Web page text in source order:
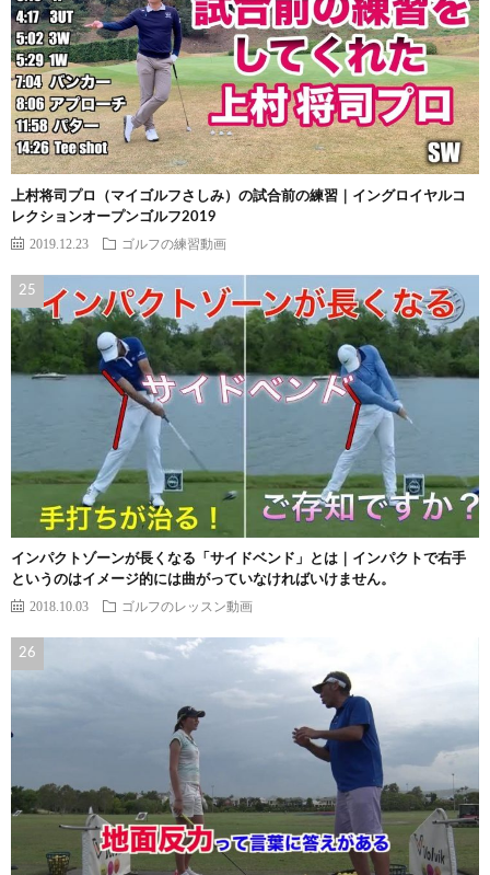
上村将司プロ（マイゴルフさしみ）の試合前の練習｜イングロイヤルコ
レクションオープンゴルフ2019
2019.12.23 ゴルフの練習動画
インパクトゾーンが長くなる「サイドベンド」とは｜インパクトで右手
というのはイメージ的には曲がっていなければいけません。
2018.10.03 ゴルフのレッスン動画